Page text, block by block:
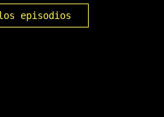
episodios